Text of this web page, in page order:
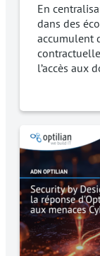
En
dans des
accumulent
l’accès aux